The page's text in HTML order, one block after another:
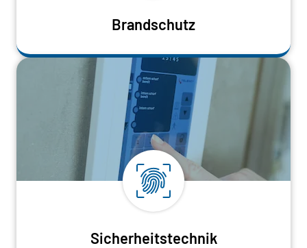
Brandschutz
Sicherheitstechnik